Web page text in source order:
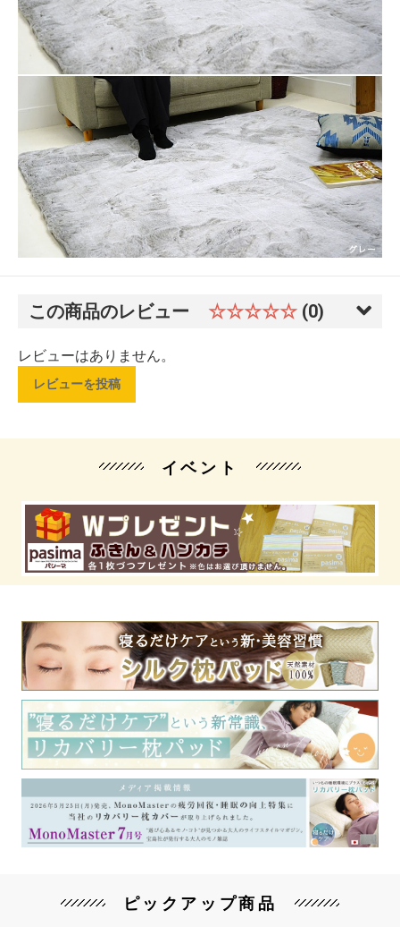
この商品のレビュー ☆☆☆☆☆ (0)
レビューはありません。
レビューを投稿
イベント
ピックアップ商品